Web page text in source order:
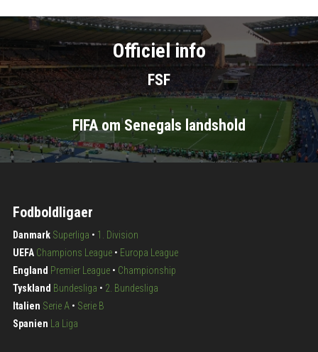
Officiel info
FSF
FIFA om Senegals landshold
Fodboldligaer
Danmark Superliga • 1. Division
UEFA Champions League• Europa League
England Premier League• Championship
Tyskland Bundesliga • 2. Bundesliga
Italien Serie A• Serie B
Spanien La Liga